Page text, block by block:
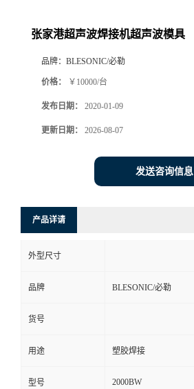
张家港超声波焊接机超声波模具
品牌： BLESONIC/必勒
价格： ￥10000/台
发布日期： 2020-01-09
更新日期： 2026-08-07
发送咨询信息
产品详请
外型尺寸
品牌 BLESONIC/必勒
货号
用途 塑胶焊接
型号 2000BW